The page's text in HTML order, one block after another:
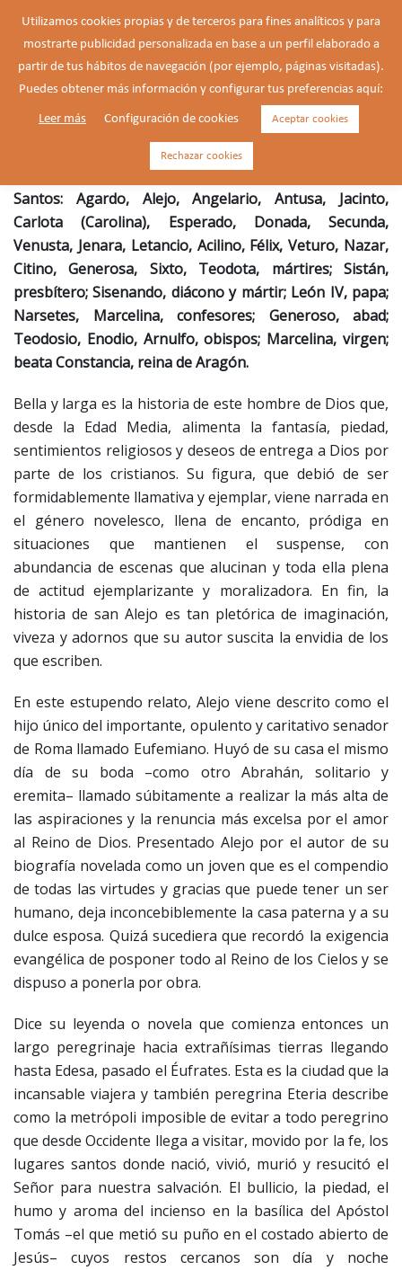
Alejo, mendigo (s. V)
Santos: Agardo, Alejo, Angelario, Antusa, Jacinto,
Carlota (Carolina), Esperado, Donada, Secunda,
Venusta, Jenara, Letancio, Acilino, Félix, Veturo, Nazar,
Citino, Generosa, Sixto, Teodota, mártires; Sistán,
presbítero; Sisenando, diácono y mártir; León IV, papa;
Narsetes, Marcelina, confesores; Generoso, abad;
Teodosio, Enodio, Arnulfo, obispos; Marcelina, virgen;
beata Constancia, reina de Aragón.
Bella y larga es la historia de este hombre de Dios que,
desde la Edad Media, alimenta la fantasía, piedad,
sentimientos religiosos y deseos de entrega a Dios por
parte de los cristianos. Su figura, que debió de ser
formidablemente llamativa y ejemplar, viene narrada en
el género novelesco, llena de encanto, pródiga en
situaciones que mantienen el suspense, con
abundancia de escenas que alucinan y toda ella plena
de actitud ejemplarizante y moralizadora. En fin, la
historia de san Alejo es tan pletórica de imaginación,
viveza y adornos que su autor suscita la envidia de los
que escriben.
En este estupendo relato, Alejo viene descrito como el
hijo único del importante, opulento y caritativo senador
de Roma llamado Eufemiano. Huyó de su casa el mismo
día de su boda –como otro Abrahán, solitario y
eremita– llamado súbitamente a realizar la más alta de
las aspiraciones y la renuncia más excelsa por el amor
al Reino de Dios. Presentado Alejo por el autor de su
biografía novelada como un joven que es el compendio
de todas las virtudes y gracias que puede tener un ser
humano, deja inconcebiblemente la casa paterna y a su
dulce esposa. Quizá sucediera que recordó la exigencia
evangélica de posponer todo al Reino de los Cielos y se
dispuso a ponerla por obra.
Dice su leyenda o novela que comienza entonces un
largo peregrinaje hacia extrañísimas tierras llegando
hasta Edesa, pasado el Éufrates. Esta es la ciudad que la
incansable viajera y también peregrina Eteria describe
como la metrópoli imposible de evitar a todo peregrino
que desde Occidente llega a visitar, movido por la fe, los
lugares santos donde nació, vivió, murió y resucitó el
Señor para nuestra salvación. El bullicio, la piedad, el
humo y aroma del incienso en la basílica del Apóstol
Tomás –el que metió su puño en el costado abierto de
Jesús– cuyos restos cercanos son día y noche
Utilizamos cookies propias y de terceros para fines analíticos y para
mostrarte publicidad personalizada en base a un perfil elaborado a
partir de tus hábitos de navegación (por ejemplo, páginas visitadas).
Puedes obtener más información y configurar tus preferencias aquí:
Leer más Configuración de cookies Aceptar cookies
Rechazar cookies